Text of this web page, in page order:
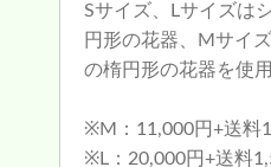
Sサイズ、Lサイズは
円形の花器、Mサイ
の楕円形の花器を使
※M：11,000円+送料
※L：20,000円+送料